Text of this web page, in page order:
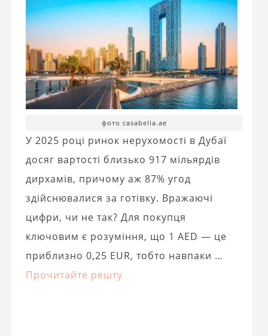
фото casabella.ae
У 2025 році ринок нерухомості в Дубаї
досяг вартості близько 917 мільярдів
дирхамів, причому аж 87% угод
здійснювалися за готівку. Вражаючі
цифри, чи не так? Для покупця
ключовим є розуміння, що 1 AED — це
приблизно 0,25 EUR, тобто навпаки …
Прочитайте решту